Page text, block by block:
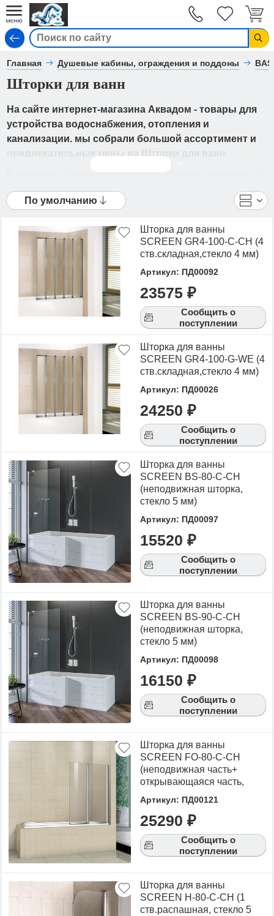
Главная Душевые кабины, ограждения и поддоны BAS
Шторки для ванн
На сайте интернет-магазина Аквадом - товары для
устройства водоснабжения, отопления и
канализации. мы собрали большой ассортимент и
В каталоге представлены BAS - Шторки для ванн от
ведущих мировых производителей. Вы можете
ознакомиться с фотографиями, описанием товаров,
характеристиками, а также сравнить
понравившиеся модели и выбрать лучшую
Для того чтобы купить Шторки для ванн,
достаточно оформить заявку на сайте или
связаться с консультантом в режиме on-line.
По умолчанию
Шторка для ванны
SCREEN GR4-100-C-CH (4
ств.складная,стекло 4 мм)
Артикул: ПД00092
23575 ₽
Сообщить о
поступлении
Шторка для ванны
SCREEN GR4-100-G-WE (4
ств.складная,стекло 4 мм)
Артикул: ПД00026
24250 ₽
Сообщить о
поступлении
Шторка для ванны
SCREEN BS-80-C-CH
(неподвижная шторка,
стекло 5 мм)
Артикул: ПД00097
15520 ₽
Сообщить о
поступлении
Шторка для ванны
SCREEN BS-90-C-CH
(неподвижная шторка,
стекло 5 мм)
Артикул: ПД00098
16150 ₽
Сообщить о
поступлении
Шторка для ванны
SCREEN FO-80-C-CH
(неподвижная часть+
открывающаяся часть,
Артикул: ПД00121
25290 ₽
Сообщить о
поступлении
Шторка для ванны
SCREEN H-80-C-CH (1
ств.распашная, стекло 5